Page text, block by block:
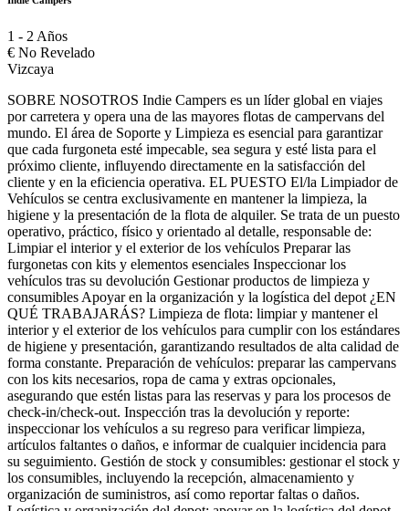
1 - 2 Años
€ No Revelado
Vizcaya
SOBRE NOSOTROS Indie Campers es un líder global en viajes
por carretera y opera una de las mayores flotas de campervans del
mundo. El área de Soporte y Limpieza es esencial para garantizar
que cada furgoneta esté impecable, sea segura y esté lista para el
próximo cliente, influyendo directamente en la satisfacción del
cliente y en la eficiencia operativa. EL PUESTO El/la Limpiador de
Vehículos se centra exclusivamente en mantener la limpieza, la
higiene y la presentación de la flota de alquiler. Se trata de un puesto
operativo, práctico, físico y orientado al detalle, responsable de:
Limpiar el interior y el exterior de los vehículos Preparar las
furgonetas con kits y elementos esenciales Inspeccionar los
vehículos tras su devolución Gestionar productos de limpieza y
consumibles Apoyar en la organización y la logística del depot ¿EN
QUÉ TRABAJARÁS? Limpieza de flota: limpiar y mantener el
interior y el exterior de los vehículos para cumplir con los estándares
de higiene y presentación, garantizando resultados de alta calidad de
forma constante. Preparación de vehículos: preparar las campervans
con los kits necesarios, ropa de cama y extras opcionales,
asegurando que estén listas para las reservas y para los procesos de
check-in/check-out. Inspección tras la devolución y reporte:
inspeccionar los vehículos a su regreso para verificar limpieza,
artículos faltantes o daños, e informar de cualquier incidencia para
su seguimiento. Gestión de stock y consumibles: gestionar el stock y
los consumibles, incluyendo la recepción, almacenamiento y
organización de suministros, así como reportar faltas o daños.